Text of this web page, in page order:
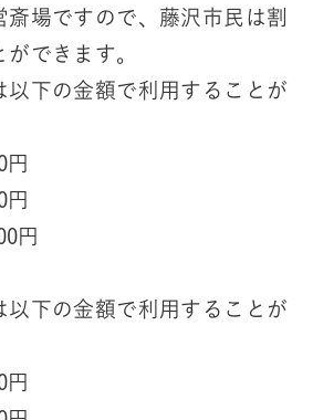
斎場ですので、藤沢市民は割
できます。
以下の金額で利用することが
円
円
円
以下の金額で利用することが
円